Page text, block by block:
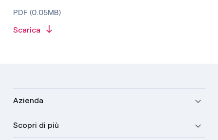
PDF (0.05MB)
Scarica
Azienda
Scopri di più